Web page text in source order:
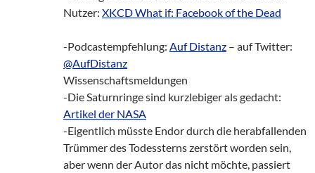
Nutzer: XKCD What if: Facebook of the Dead
-Podcastempfehlung: Auf Distanz – auf Twitter:
@AufDistanz
Wissenschaftsmeldungen
-Die Saturnringe sind kurzlebiger als gedacht:
Artikel der NASA
-Eigentlich müsste Endor durch die herabfallenden
Trümmer des Todessterns zerstört worden sein,
aber wenn der Autor das nicht möchte, passiert